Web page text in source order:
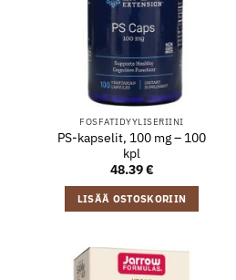
FOSFATIDYYLISERIINI
PS-kapselit, 100 mg – 100
kpl
48.39€
LISÄÄ OSTOSKORIIN